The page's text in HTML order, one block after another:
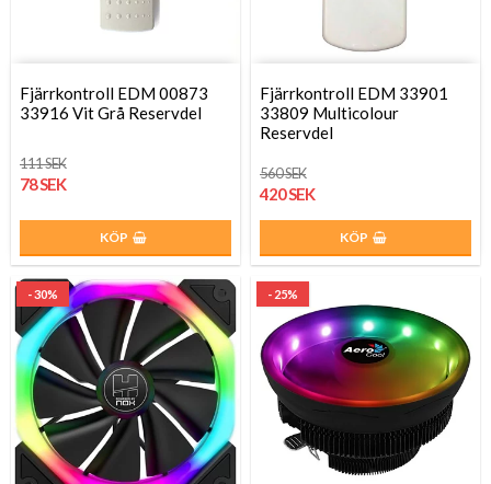
Fjärrkontroll EDM 00873
33916 Vit Grå Reservdel
111 SEK
78 SEK
KÖP
Fjärrkontroll EDM 33901
33809 Multicolour
Reservdel
560 SEK
420 SEK
KÖP
- 30% - 25%